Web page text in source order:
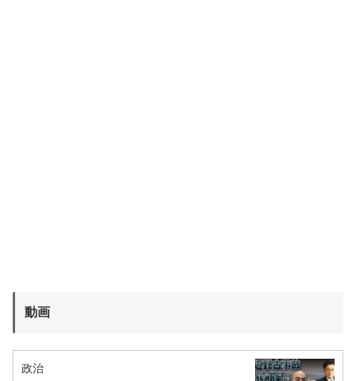
動画
政治